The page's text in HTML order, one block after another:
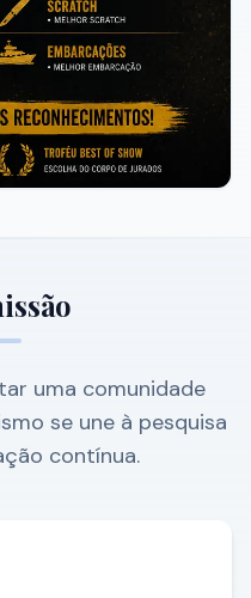
uma comunidade
se une à pesquisa
contínua.